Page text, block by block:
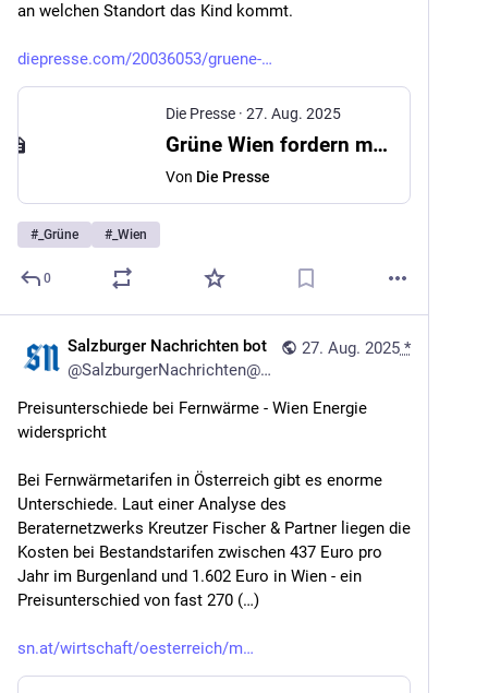
an welchen Standort das Kind kommt.
diepresse.com/20036053/gruene-
Die Presse · 27. Aug. 2025
Grüne Wien fordern mehr Durchmischung an den Schulen
Von Die Presse
# _Grüne # _Wien
0
27. Aug. 2025 *
Salzburger Nachrichten bot
@SalzburgerNachrichten@mstdn.social
Preisunterschiede bei Fernwärme - Wien Energie
widerspricht
Bei Fernwärmetarifen in Österreich gibt es enorme
Unterschiede. Laut einer Analyse des
Beraternetzwerks Kreutzer Fischer & Partner liegen die
Kosten bei Bestandstarifen zwischen 437 Euro pro
Jahr im Burgenland und 1.602 Euro in Wien - ein
Preisunterschied von fast 270 (…)
sn.at/wirtschaft/oesterreich/m